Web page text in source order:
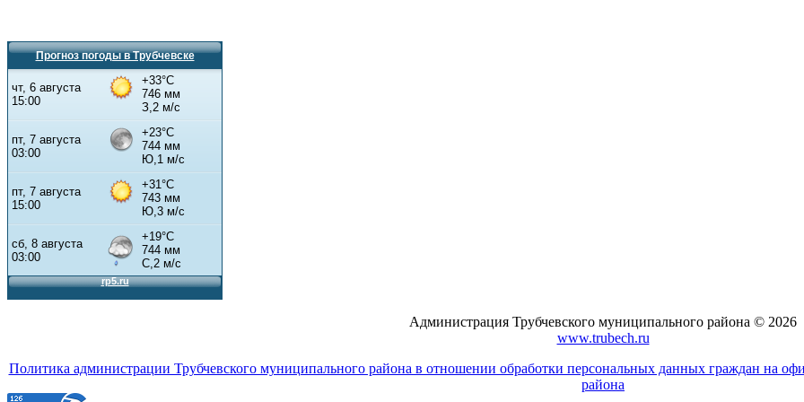
Прогноз погоды в Трубчевске
Администрация Трубчевского муниципального района © 2026
www.trubech.ru
Политика администрации Трубчевского муниципального района в отношении обработки персональных данных граждан на
района